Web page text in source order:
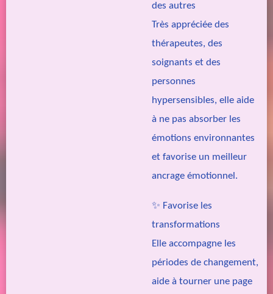
des autres
Très appréciée des
thérapeutes, des
soignants et des
personnes
hypersensibles, elle aide
à ne pas absorber les
émotions environnantes
et favorise un meilleur
ancrage émotionnel.
✨ Favorise les
transformations
Elle accompagne les
périodes de changement,
aide à tourner une page